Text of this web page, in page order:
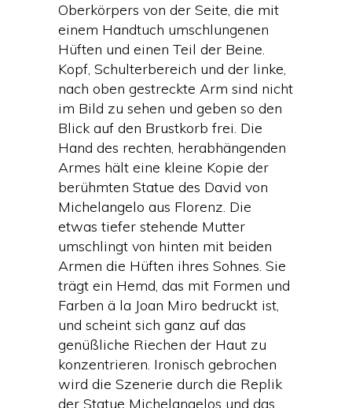
Oberkörpers von der Seite, die mit
einem Handtuch umschlungenen
Hüften und einen Teil der Beine.
Kopf, Schulterbereich und der linke,
nach oben gestreckte Arm sind nicht
im Bild zu sehen und geben so den
Blick auf den Brustkorb frei. Die
Hand des rechten, herabhängenden
Armes hält eine kleine Kopie der
berühmten Statue des David von
Michelangelo aus Florenz. Die
etwas tiefer stehende Mutter
umschlingt von hinten mit beiden
Armen die Hüften ihres Sohnes. Sie
trägt ein Hemd, das mit Formen und
Farben ä la Joan Miro bedruckt ist,
und scheint sich ganz auf das
genüßliche Riechen der Haut zu
konzentrieren. Ironisch gebrochen
wird die Szenerie durch die Replik
der Statue Michelangelos und das